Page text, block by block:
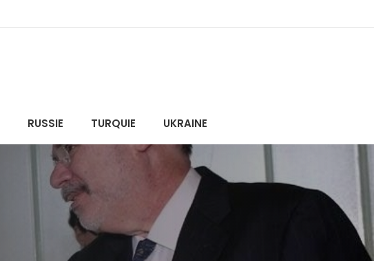
RUSSIE TURQUIE UKRAINE